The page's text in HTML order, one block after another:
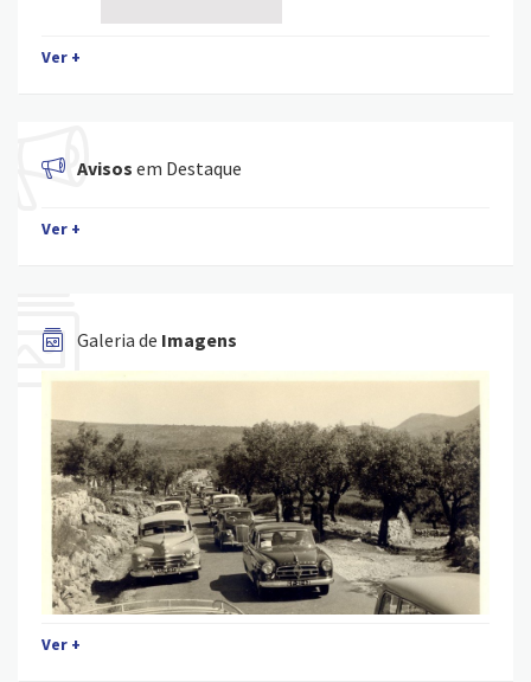
Ver +
Avisos em Destaque
Ver +
Galeria de Imagens
Ver +